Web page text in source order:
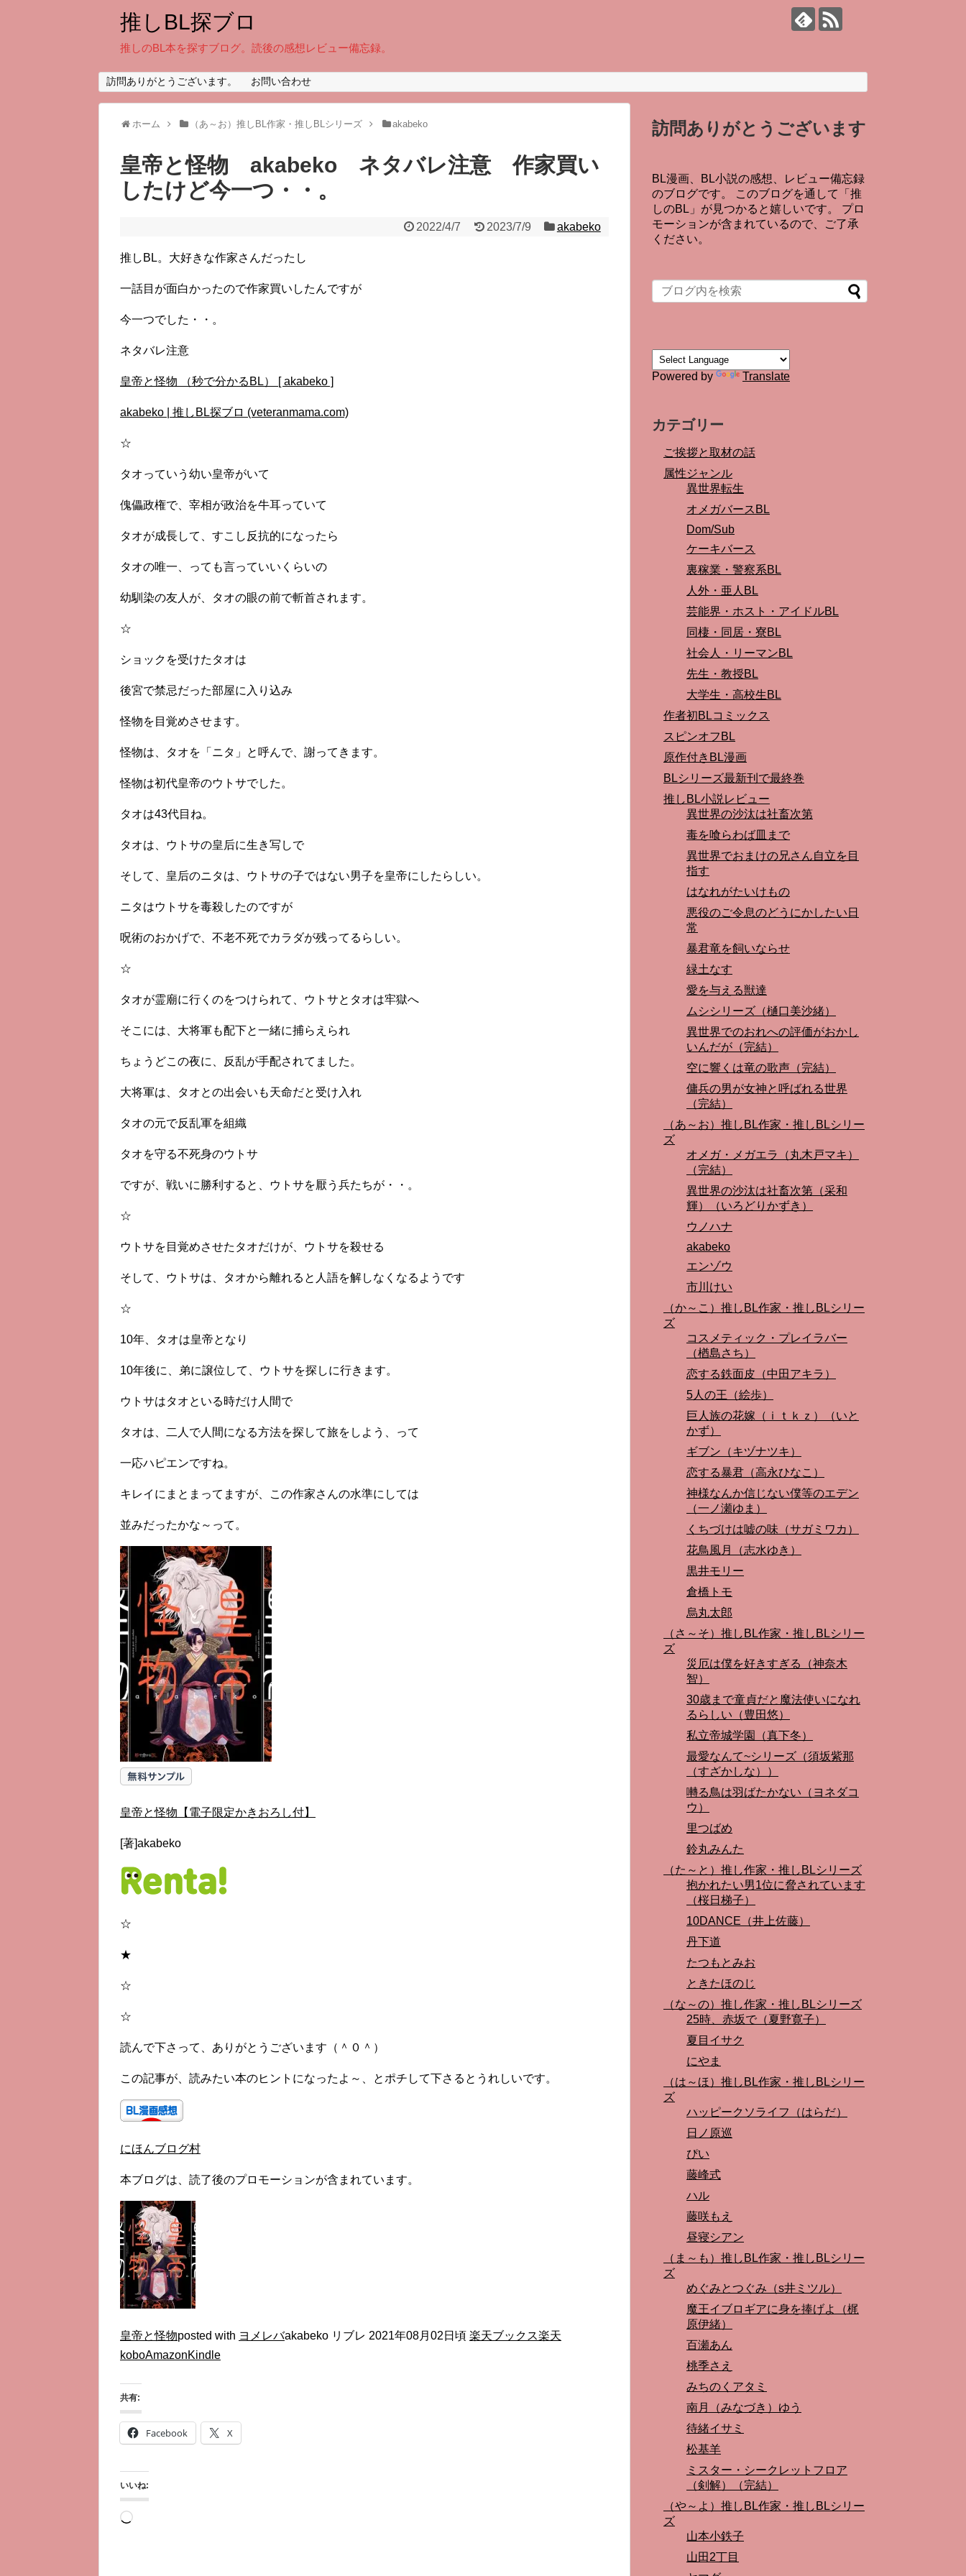
推しBL探ブロ
推しのBL本を探すブログ。読後の感想レビュー備忘録。
訪問ありがとうございます。 お問い合わせ
ホーム （あ～お）推しBL作家・推しBLシリーズ akabeko
皇帝と怪物 akabeko ネタバレ注意 作家買い
したけど今一つ・・。
2022/4/7 2023/7/9 akabeko
推しBL。大好きな作家さんだったし
一話目が面白かったので作家買いしたんですが
今一つでした・・。
ネタバレ注意
皇帝と怪物 （秒で分かるBL） [ akabeko ]
akabeko | 推しBL探ブロ (veteranmama.com)
☆
タオっていう幼い皇帝がいて
傀儡政権で、宰相が政治を牛耳っていて
タオが成長して、すこし反抗的になったら
タオの唯一、っても言っていいくらいの
幼馴染の友人が、タオの眼の前で斬首されます。
☆
ショックを受けたタオは
後宮で禁忌だった部屋に入り込み
怪物を目覚めさせます。
怪物は、タオを「ニタ」と呼んで、謝ってきます。
怪物は初代皇帝のウトサでした。
タオは43代目ね。
タオは、ウトサの皇后に生き写しで
そして、皇后のニタは、ウトサの子ではない男子を皇帝にしたらしい。
ニタはウトサを毒殺したのですが
呪術のおかげで、不老不死でカラダが残ってるらしい。
☆
タオが霊廟に行くのをつけられて、ウトサとタオは牢獄へ
そこには、大将軍も配下と一緒に捕らえられ
ちょうどこの夜に、反乱が手配されてました。
大将軍は、タオとの出会いも天命だと受け入れ
タオの元で反乱軍を組織
タオを守る不死身のウトサ
ですが、戦いに勝利すると、ウトサを厭う兵たちが・・。
☆
ウトサを目覚めさせたタオだけが、ウトサを殺せる
そして、ウトサは、タオから離れると人語を解しなくなるようです
☆
10年、タオは皇帝となり
10年後に、弟に譲位して、ウトサを探しに行きます。
ウトサはタオといる時だけ人間で
タオは、二人で人間になる方法を探して旅をしよう、って
一応ハピエンですね。
キレイにまとまってますが、この作家さんの水準にしては
並みだったかな～って。
皇帝と怪物【電子限定かきおろし付】
[著]akabeko
☆
★
☆
☆
読んで下さって、ありがとうございます（＾０＾）
この記事が、読みたい本のヒントになったよ～、とポチして下さるとうれしいです。
にほんブログ村
本ブログは、読了後のプロモーションが含まれています。
皇帝と怪物posted with ヨメレバakabeko リブレ 2021年08月02日頃 楽天ブックス楽天
koboAmazonKindle
共有:
Facebook X
いいね:
読
訪問ありがとうございます
BL漫画、BL小説の感想、レビュー備忘録
のブログです。 このブログを通して「推
しのBL」が見つかると嬉しいです。 プロ
モーションが含まれているので、ご了承
ください。
Powered by Translate
カテゴリー
ご挨拶と取材の話
属性ジャンル
異世界転生
オメガバースBL
Dom/Sub
ケーキバース
裏稼業・警察系BL
人外・亜人BL
芸能界・ホスト・アイドルBL
同棲・同居・寮BL
社会人・リーマンBL
先生・教授BL
大学生・高校生BL
作者初BLコミックス
スピンオフBL
原作付きBL漫画
BLシリーズ最新刊で最終巻
推しBL小説レビュー
異世界の沙汰は社畜次第
毒を喰らわば皿まで
異世界でおまけの兄さん自立を目
指す
はなれがたいけもの
悪役のご令息のどうにかしたい日
常
暴君竜を飼いならせ
緑土なす
愛を与える獣達
ムシシリーズ（樋口美沙緒）
異世界でのおれへの評価がおかし
いんだが（完結）
空に響くは竜の歌声（完結）
傭兵の男が女神と呼ばれる世界
（完結）
（あ～お）推しBL作家・推しBLシリー
ズ
オメガ・メガエラ（丸木戸マキ）
（完結）
異世界の沙汰は社畜次第（采和
輝）（いろどりかずき）
ウノハナ
akabeko
エンゾウ
市川けい
（か～こ）推しBL作家・推しBLシリー
ズ
コスメティック・プレイラバー
（楢島さち）
恋する鉄面皮（中田アキラ）
5人の王（絵歩）
巨人族の花嫁（ｉｔｋｚ）（いと
かず）
ギブン（キヅナツキ）
恋する暴君（高永ひなこ）
神様なんか信じない僕等のエデン
（一ノ瀬ゆま）
くちづけは嘘の味（サガミワカ）
花鳥風月（志水ゆき）
黒井モリー
倉橋トモ
烏丸太郎
（さ～そ）推しBL作家・推しBLシリー
ズ
災厄は僕を好きすぎる（神奈木
智）
30歳まで童貞だと魔法使いになれ
るらしい（豊田悠）
私立帝城学園（真下冬）
最愛なんて~シリーズ（須坂紫那
（すざかしな））
囀る鳥は羽ばたかない（ヨネダコ
ウ）
里つばめ
鈴丸みんた
（た～と）推し作家・推しBLシリーズ
抱かれたい男1位に脅されています
（桜日梯子）
10DANCE（井上佐藤）
丹下道
たつもとみお
ときたほのじ
（な～の）推し作家・推しBLシリーズ
25時、赤坂で（夏野寛子）
夏目イサク
にやま
（は～ほ）推しBL作家・推しBLシリー
ズ
ハッピークソライフ（はらだ）
日ノ原巡
ぴい
藤峰式
ハル
藤咲もえ
昼寝シアン
（ま～も）推しBL作家・推しBLシリー
ズ
めぐみとつぐみ（s井ミツル）
魔王イブロギアに身を捧げよ（梶
原伊緒）
百瀬あん
桃季さえ
みちのくアタミ
南月（みなづき）ゆう
待緒イサミ
松基羊
ミスター・シークレットフロア
（剣解）（完結）
（や～よ）推しBL作家・推しBLシリー
ズ
山本小鉄子
山田2丁目